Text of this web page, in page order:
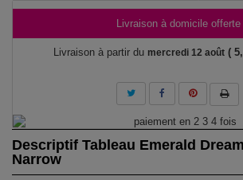
Livraison à domicile offerte
Livraison à partir du mercredi 12 août (
Descriptif Tableau Emerald
Narrow